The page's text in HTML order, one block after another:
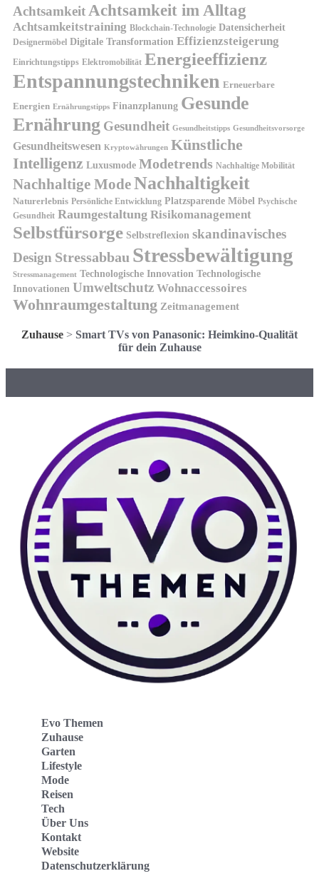
Achtsamkeit Achtsamkeit im Alltag
Achtsamkeitstraining Blockchain-Technologie Datensicherheit
Designermöbel Digitale Transformation Effizienzsteigerung
Einrichtungstipps Elektromobilität Energieeffizienz
Entspannungstechniken Erneuerbare
Energien Ernährungstipps Finanzplanung Gesunde
Ernährung Gesundheit Gesundheitstipps Gesundheitsvorsorge
Gesundheitswesen Kryptowährungen Künstliche
Intelligenz Luxusmode Modetrends Nachhaltige Mobilität
Nachhaltige ModeNachhaltigkeit
Naturerlebnis Persönliche Entwicklung Platzsparende Möbel Psychische
Gesundheit Raumgestaltung Risikomanagement
Selbstfürsorge Selbstreflexion skandinavisches
Design Stressabbau Stressbewältigung
Stressmanagement Technologische Innovation Technologische
Innovationen Umweltschutz Wohnaccessoires
Wohnraumgestaltung Zeitmanagement
Zuhause > Smart TVs von Panasonic: Heimkino-Qualität
für dein Zuhause
Evo Themen
Zuhause
Garten
Lifestyle
Mode
Reisen
Tech
Über Uns
Kontakt
Website
Datenschutzerklärung